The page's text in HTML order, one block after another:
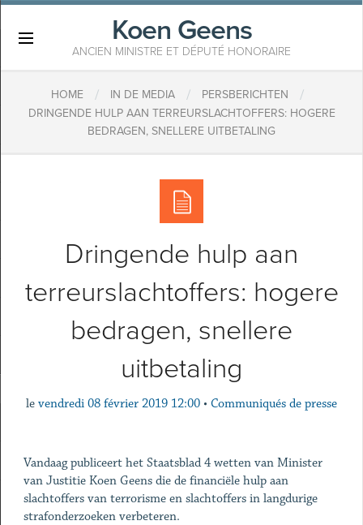
Koen Geens
ANCIEN MINISTRE ET DÉPUTÉ HONORAIRE
HOME / IN DE MEDIA / PERSBERICHTEN /
DRINGENDE HULP AAN TERREURSLACHTOFFERS: HOGERE
BEDRAGEN, SNELLERE UITBETALING
Dringende hulp aan
terreurslachtoffers: hogere
bedragen, snellere
uitbetaling
le vendredi 08 février 2019 12:00 • Communiqués de presse
Vandaag publiceert het Staatsblad 4 wetten van Minister
van Justitie Koen Geens die de financiële hulp aan
slachtoffers van terrorisme en slachtoffers in langdurige
strafonderzoeken verbeteren.